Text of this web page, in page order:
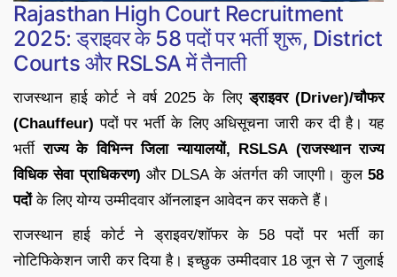
Rajasthan High Court Recruitment
2025: ड्राइवर के 58 पदों पर भर्ती शुरू, District
Courts और RSLSA में तैनाती
राजस्थान हाई कोर्ट ने वर्ष 2025 के लिएड्राइवर (Driver)/चौफर
(Chauffeur) पदों पर भर्ती के लिए अधिसूचना जारी कर दी है। यह
भर्तीराज्य के विभिन्न जिला न्यायालयों, RSLSA (राजस्थान राज्य
विधिक सेवा प्राधिकरण) और DLSA के अंतर्गत की जाएगी। कुल58
पदोंके लिए योग्य उम्मीदवार ऑनलाइन आवेदन कर सकते हैं।
राजस्थान हाई कोर्ट ने ड्राइवर/शॉफर के 58 पदों पर भर्ती का
नोटिफिकेशन जारी कर दिया है। इच्छुक उम्मीदवार 18 जून से 7 जुलाई